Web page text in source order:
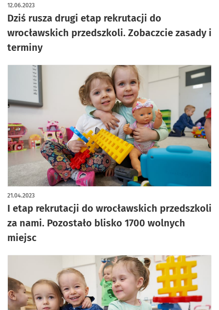
Dziś rusza drugi etap rekrutacji do
wrocławskich przedszkoli. Zobaczcie zasady i
terminy
12.06.2023
I etap rekrutacji do wrocławskich przedszkoli
za nami. Pozostało blisko 1700 wolnych
miejsc
21.04.2023